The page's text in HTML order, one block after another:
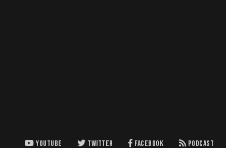
YOUTUBE TWITTER FACEBOOK PODCAST